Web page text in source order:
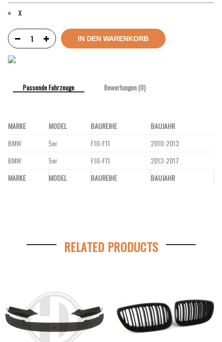
X
IN DEN WARENKORB
Passende Fahrzeuge Bewertungen (0)
MARKE MODEL BAUREIHE BAUJAHR
MARKE MODEL BAUREIHE BAUJAHR
BMW 5er F10-F11
2010-2013
BMW
5er F10-F11 2013-2017
RELATED PRODUCTS